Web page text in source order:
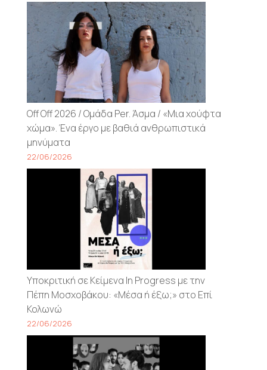
Off Off 2026 / Ομάδα Per. Άσμα / «Μια χούφτα
χώμα». Ένα έργο με βαθιά ανθρωπιστικά
μηνύματα
22/06/2026
Υποκριτική σε Κείμενα In Progress με την
Πέπη Μοσχοβάκου: «Μέσα ή έξω;» στο Επί
Κολωνώ
22/06/2026